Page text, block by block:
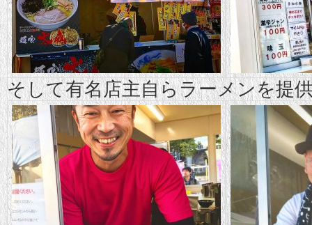
そして有名店主自らラーメンを提